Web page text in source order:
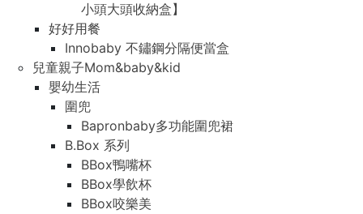
小頭大頭收納盒】
好好用餐
Innobaby 不鏽鋼分隔便當盒
兒童親子Mom&baby&kid
嬰幼生活
圍兜
Bapronbaby多功能圍兜裙
B.Box 系列
BBox鴨嘴杯
BBox學飲杯
BBox咬樂美